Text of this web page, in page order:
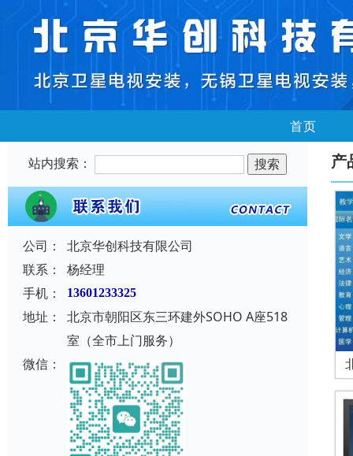
首页
站内搜索：
公司：
北京华创科技有限公司
联系：
杨经理
手机：
13601233325
地址：
北京市朝阳区东三环建外SOHO A座518
室（全市上门服务）
微信：
产